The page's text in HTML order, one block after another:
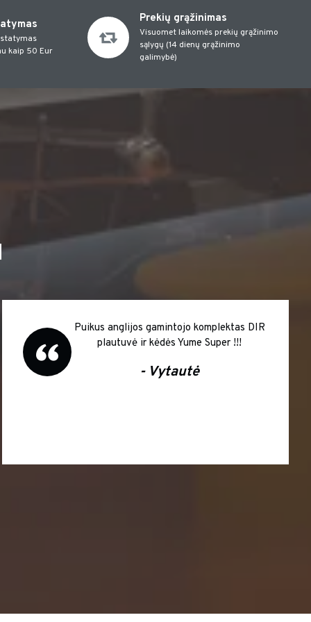
kaip 50 Eur
Prekių grąžinimas
Visuomet laikomės prekių grąžinimo
sąlygų (14 dienų grąžinimo
galimybė)
Puikus anglijos gamintojo komplektas DIR
plautuvė ir kėdės Yume Super !!!
- Vytautė